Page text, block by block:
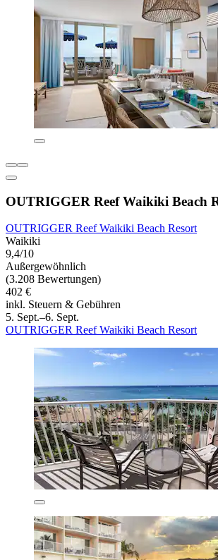
OUTRIGGER Reef Waikiki Beach
OUTRIGGER Reef Waikiki Beach Resort
Waikiki
9,4/10
Außergewöhnlich
(3.208 Bewertungen)
402 €
inkl. Steuern & Gebühren
5. Sept.–6. Sept.
OUTRIGGER Reef Waikiki Beach Resort